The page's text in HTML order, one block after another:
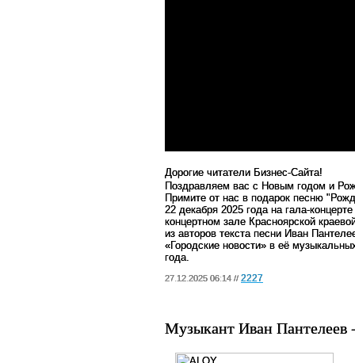
Дорогие читатели Бизнес-Сайта!
Поздравляем вас с Новым годом и
Примите от нас в подарок песню
22 декабря 2025 года на гала-
концертном зале Красноярской
из авторов текста песни Иван
«Городские новости» в её
года
27.12.2025 06:14 // 2227
Музыкант Иван Пантелеев